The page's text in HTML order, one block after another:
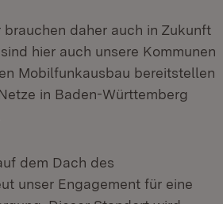
brauchen daher auch in Zukunft
hier auch unsere Kommunen
Mobilfunkausbau bereitstellen
in Baden-Württemberg
dem Dach des
unser Engagement für eine